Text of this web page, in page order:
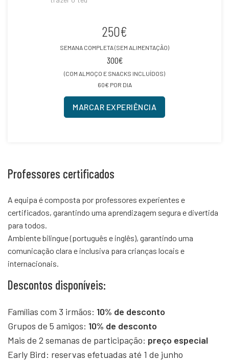
250€
SEMANA COMPLETA (SEM ALIMENTAÇÃO)
300€
(COM ALMOÇO E SNACKS INCLUÍDOS)
60€ POR DIA
MARCAR EXPERIÊNCIA
Professores certificados
A equipa é composta por professores experientes e
certificados, garantindo uma aprendizagem segura e divertida
para todos.
Ambiente bilingue (português e inglês), garantindo uma
comunicação clara e inclusiva para crianças locais e
internacionais.
Descontos disponíveis:
Famílias com 3 irmãos: 10% de desconto
Grupos de 5 amigos: 10% de desconto
Mais de 2 semanas de participação: preço especial
Early Bird: reservas efetuadas até 1 de junho